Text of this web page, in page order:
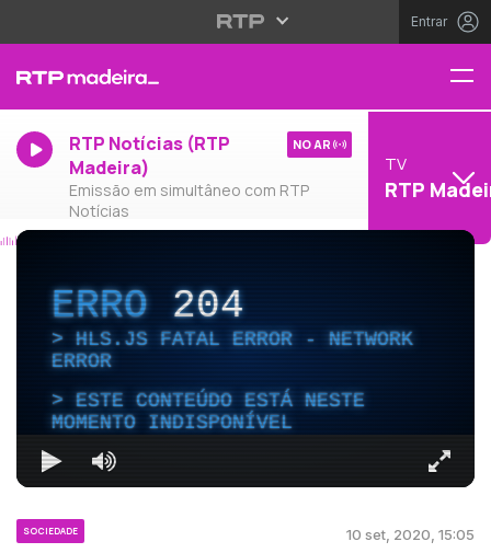
Entrar
RTP Notícias (RTP
Madeira)
Emissão em simultâneo com RTP
Notícias
NO AR
TV
RTP
ERRO204
HLS.JS FATAL ERROR - NETWORK
ERROR
ESTE CONTEÚDO ESTÁ NESTE
MOMENTO INDISPONÍVEL
SOCIEDADE 10 set, 2020, 15:05